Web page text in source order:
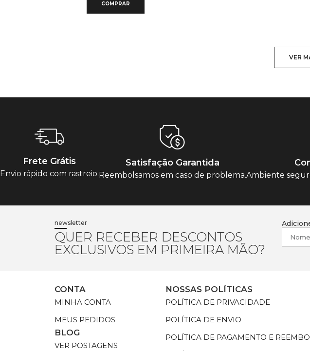
COMPRAR
VER
Frete Grátis
Envio rápido com rastreio.
Satisfação Garantida
Reembolsamos em caso de problema.Ambiente
newsletter
QUER RECEBER DESCONTOS
EXCLUSIVOS EM PRIMEIRA MÃO?
CONTA
MINHA CONTA
MEUS PEDIDOS
BLOG
VER POSTAGENS
NOSSAS POLÍTICAS
POLÍTICA DE PRIVACIDADE
POLÍTICA DE ENVIO
POLÍTICA DE PAGAMENTO E